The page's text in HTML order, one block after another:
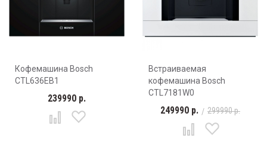
Кофемашина Bosch
CTL636EB1
239990 р.
Встраиваемая
кофемашина Bosch
CTL7181W0
249990 р. 299990 р.